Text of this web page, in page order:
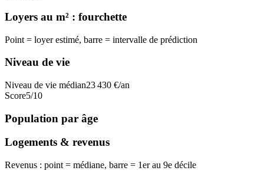
Loyers au m² : fourchette
Point = loyer estimé, barre = intervalle de prédiction
Niveau de vie
Niveau de vie médian23 430 €/an
Score5/10
Population par âge
Logements & revenus
Revenus : point = médiane, barre = 1er au 9e décile